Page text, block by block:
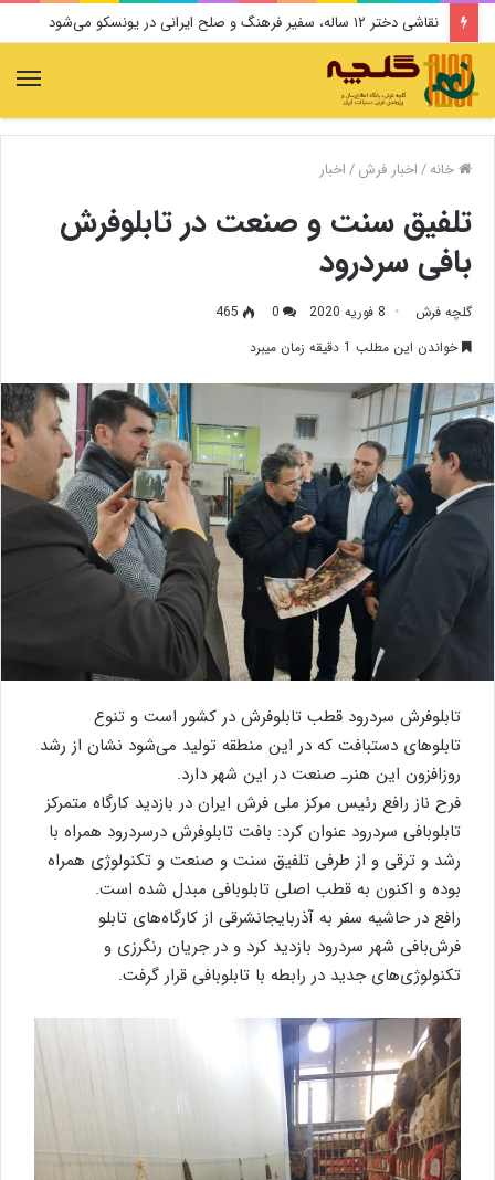
نقاشی دختر ۱۲ ساله، سفیر فرهنگ و صلح ایرانی در یونسکو می‌شود
خانه/اخبار فرش/اخبار
تلفیق سنت و صنعت در تابلوفرش
بافی سردرود
گلچه فرش 8 فوریه 2020 0
465
خواندن این مطلب 1 دقیقه زمان میبرد
تابلوفرش سردرود قطب تابلوفرش در کشور است و تنوع
تابلوهای دستبافت که در این منطقه تولید می‌شود نشان از رشد
روزافزون این هنرـ صنعت در این شهر دارد.
فرح ناز رافع رئیس مرکز ملی فرش ایران در بازدید کارگاه متمرکز
تابلوبافی سردرود عنوان کرد: بافت تابلوفرش درسردرود همراه با
رشد و ترقی و از طرفی تلفیق سنت و صنعت و تکنولوژی همراه
بوده و اکنون به قطب اصلی تابلوبافی مبدل شده است.
رافع در حاشیه سفر به آذربایجانشرقی از کارگاه‌های تابلو
فرش‌بافی شهر سردرود بازدید کرد و در جریان رنگرزی و
تکنولوژی‌های جدید در رابطه با تابلوبافی قرار گرفت.